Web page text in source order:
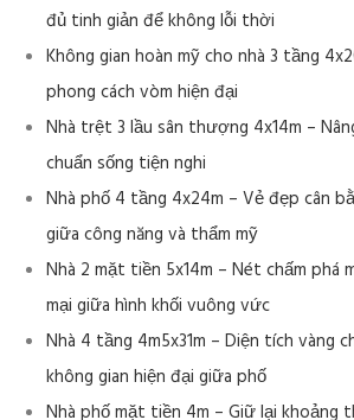
đủ tinh giản để không lỗi thời
Không gian hoàn mỹ cho nhà 3 tầng
phong cách vòm hiện đại
Nhà trệt 3 lầu sân thượng 4x14m –
chuẩn sống tiện nghi
Nhà phố 4 tầng 4x24m – Vẻ đẹp cân
giữa công năng và thẩm mỹ
Nhà 2 mặt tiền 5x14m – Nét chấm phá
mại giữa hình khối vuông vức
Nhà 4 tầng 4m5x31m – Diện tích vàng
không gian hiện đại giữa phố
Nhà phố mặt tiền 4m – Giữ lại khoảng